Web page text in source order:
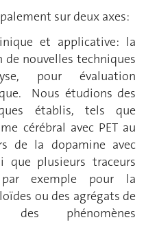
sur deux axes:
et applicative: la
nouvelles techniques
pour évaluation
Nous étudions des
établis, tels que
cérébral avec PET au
de la dopamine avec
que plusieurs traceurs
par exemple pour la
ou des agrégats de
phénomènes